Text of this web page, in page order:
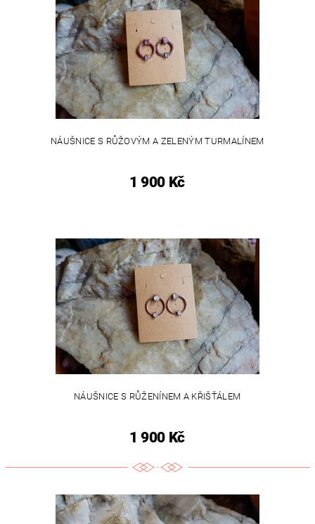
NÁUŠNICE S RŮŽOVÝM A ZELENÝM TURMALÍNEM
1 900 Kč
NÁUŠNICE S RŮŽENÍNEM A KŘIŠŤÁLEM
1 900 Kč